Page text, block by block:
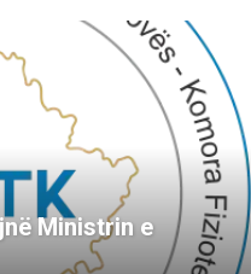
Ministrin e